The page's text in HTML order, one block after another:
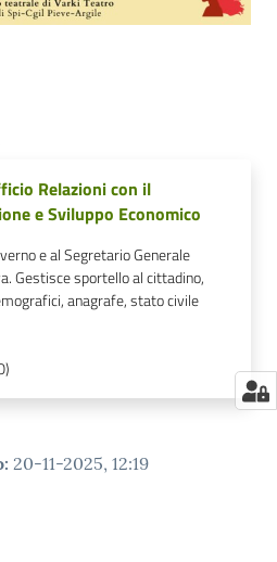
Relazioni con il
e Sviluppo Economico
e al Segretario Generale
Gestisce sportello al cittadino,
anagrafe, stato civile
: 20-11-2025, 12:19